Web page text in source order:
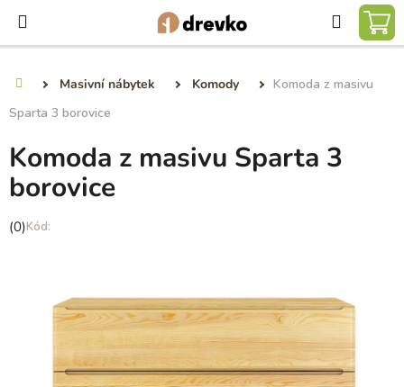
obsah
Hledat
Masivní nábytek Komody
Komoda z masivu
Sparta 3 borovice
Komoda z masivu Sparta 3
borovice
Průměrné
hvězdiček.
(0)